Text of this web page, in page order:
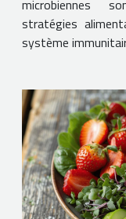
microbiennes
stratégies
système